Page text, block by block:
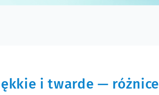
i twarde — różnice